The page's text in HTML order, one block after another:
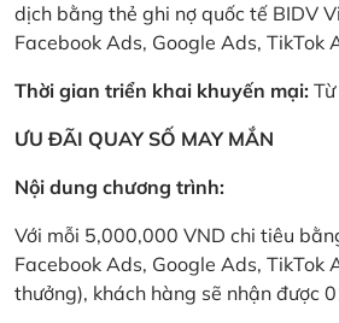
dịch bằng thẻ ghi nợ quốc tế BIDV
Facebook Ads, Google Ads,
Thời gian triển khai khuyến mại:
ƯU ĐÃI QUAY SỐ MAY MẮN
Nội dung chương trình:
Với mỗi 5,000,000 VND chi tiêu
Facebook Ads, Google Ads,
thưởng), khách hàng sẽ nhận được